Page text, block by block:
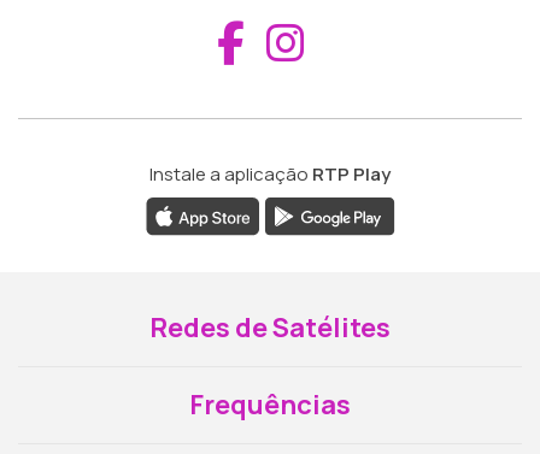
Aceder ao
Instale a aplicação RTP Play
Redes de Satélites
Frequências